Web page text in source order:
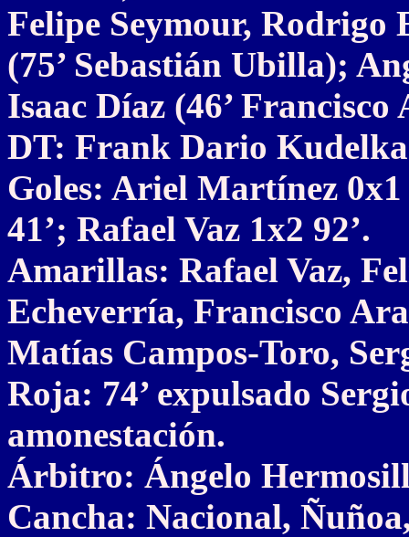
Felipe Seymour, Rodrigo
(75’ Sebastián Ubilla);
Isaac Díaz (46’
DT: Frank Dario
Goles: Ariel Martínez
41’; Rafael Vaz 1x2 92’.
Amarillas: Rafael Vaz,
Echeverría, Francisco
Matías Campos-Toro,
Roja: 74’ expulsado
amonestación.
Árbitro: Ángelo
Cancha: Nacional,